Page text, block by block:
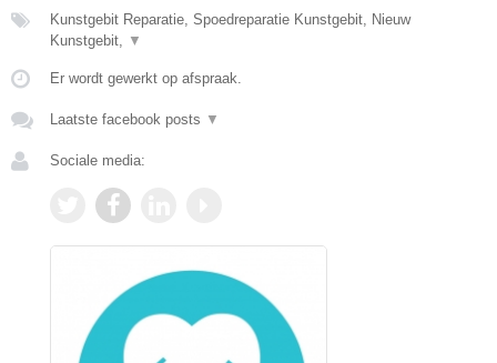
Kunstgebit Reparatie, Spoedreparatie Kunstgebit, Nieuw
Kunstgebit, ▼
Er wordt gewerkt op afspraak.
Laatste facebook posts ▼
Sociale media: